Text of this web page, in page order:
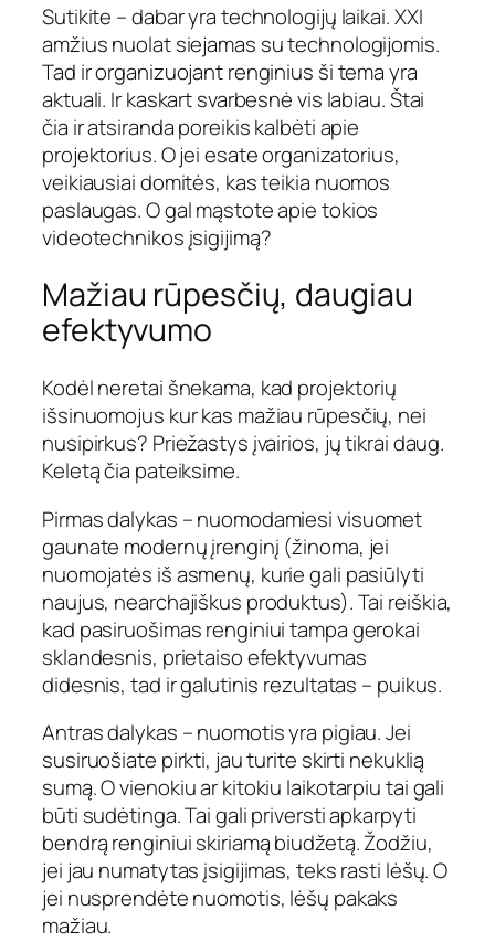
Sutikite – dabar yra technologijų laikai. XXI
amžius nuolat siejamas su technologijomis.
Tad ir organizuojant renginius ši tema yra
aktuali. Ir kaskart svarbesnė vis labiau. Štai
čia ir atsiranda poreikis kalbėti apie
projektorius. O jei esate organizatorius,
veikiausiai domitės, kas teikia nuomos
paslaugas. O gal mąstote apie tokios
videotechnikos įsigijimą?
Mažiau rūpesčių, daugiau
efektyvumo
Kodėl neretai šnekama, kad projektorių
išsinuomojus kur kas mažiau rūpesčių, nei
nusipirkus? Priežastys įvairios, jų tikrai daug.
Keletą čia pateiksime.
Pirmas dalykas – nuomodamiesi visuomet
gaunate modernų įrenginį (žinoma, jei
nuomojatės iš asmenų, kurie gali pasiūlyti
naujus, nearchajiškus produktus). Tai reiškia,
kad pasiruošimas renginiui tampa gerokai
sklandesnis, prietaiso efektyvumas
didesnis, tad ir galutinis rezultatas – puikus.
Antras dalykas – nuomotis yra pigiau. Jei
susiruošiate pirkti, jau turite skirti nekuklią
sumą. O vienokiu ar kitokiu laikotarpiu tai gali
būti sudėtinga. Tai gali priversti apkarpyti
bendrą renginiui skiriamą biudžetą. Žodžiu,
jei jau numatytas įsigijimas, teks rasti lėšų. O
jei nusprendėte nuomotis, lėšų pakaks
mažiau.